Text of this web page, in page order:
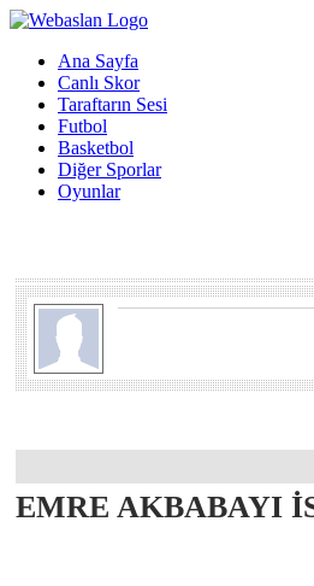
Ana Sayfa
Canlı Skor
Taraftarın Sesi
Futbol
Basketbol
Diğer Sporlar
Oyunlar
EMRE AKBABAYI